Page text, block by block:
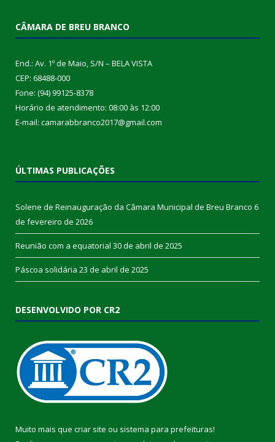
CÂMARA DE BREU BRANCO
End.: Av. 1º de Maio, S/N – BELA VISTA
CEP: 68488-000
Fone: (94) 99125-8378
Horário de atendimento: 08:00 às 12:00
E-mail: camarabbranco2017@gmail.com
ÚLTIMAS PUBLICAÇÕES
Solene de Reinauguração da Câmara Municipal de Breu Branco 6
de fevereiro de 2026
Reunião com a equatorial 30 de abril de 2025
Páscoa solidária 23 de abril de 2025
DESENVOLVIDO POR CR2
Muito mais que criar site ou sistema para prefeituras!